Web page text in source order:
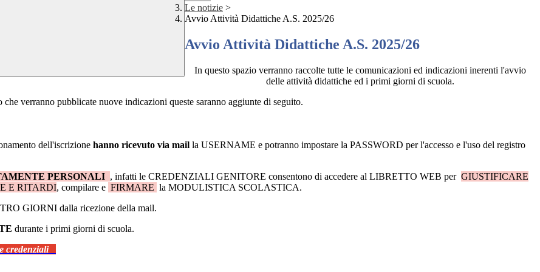
Le notizie >
Avvio Attività Didattiche A.S. 2025/26
Avvio Attività Didattiche A.S. 2025/26
In questo spazio verranno raccolte tutte le comunicazioni ed indicazioni inerenti l'avvio
delle attività didattiche ed i primi giorni di scuola.
che verranno pubblicate nuove indicazioni queste saranno aggiunte di seguito.
dell'iscrizione hanno ricevuto via mail la USERNAME e potranno impostare la PASSWORD per l'accesso e l'uso del registro
PERSONALI , infatti le CREDENZIALI GENITORE consentono di accedere al LIBRETTO WEB per GIUSTIFICARE
E RITARDI, compilare e FIRMARE la MODULISTICA SCOLASTICA.
GIORNI dalla ricezione della mail.
durante i primi giorni di scuola.
credenziali